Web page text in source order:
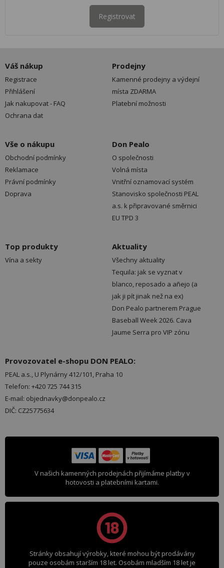
Registrovat
Váš nákup
Registrace
Přihlášení
Jak nakupovat - FAQ
Ochrana dat
Prodejny
Kamenné prodejny a výdejní
místa ZDARMA
Platební možnosti
Vše o nákupu
Obchodní podmínky
Reklamace
Právní podmínky
Doprava
Don Pealo
O společnosti
Volná místa
Vnitřní oznamovací systém
Stanovisko společnosti PEAL
a.s. k připravované směrnici
EU TPD 3
Top produkty
Vína a sekty
Aktuality
Všechny aktuality
Tequila: jak se vyznat v
blanco, reposado a añejo (a
jak ji pít jinak než na ex)
Don Pealo partnerem Prague
Baseball Week 2026. Cava
Jaume Serra pro VIP zónu
Provozovatel e-shopu DON PEALO:
PEAL a.s., U Plynárny 412/101, Praha 10
Telefon: +420 725 744 315
E-mail: objednavky@donpealo.cz
DIČ: CZ25775634
V našich kamenných prodejnách přijímáme platby v
hotovosti a platebními kartami.
Stránky obsahují výrobky, které mohou být prodávány
pouze osobám starším 18 let. Osobám mladším 18 let je